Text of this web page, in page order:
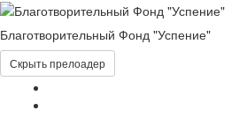
Благотворительный Фонд "Успение"
Скрыть прелоадер